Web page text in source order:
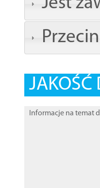
JAKOŚĆ
Informacje na temat